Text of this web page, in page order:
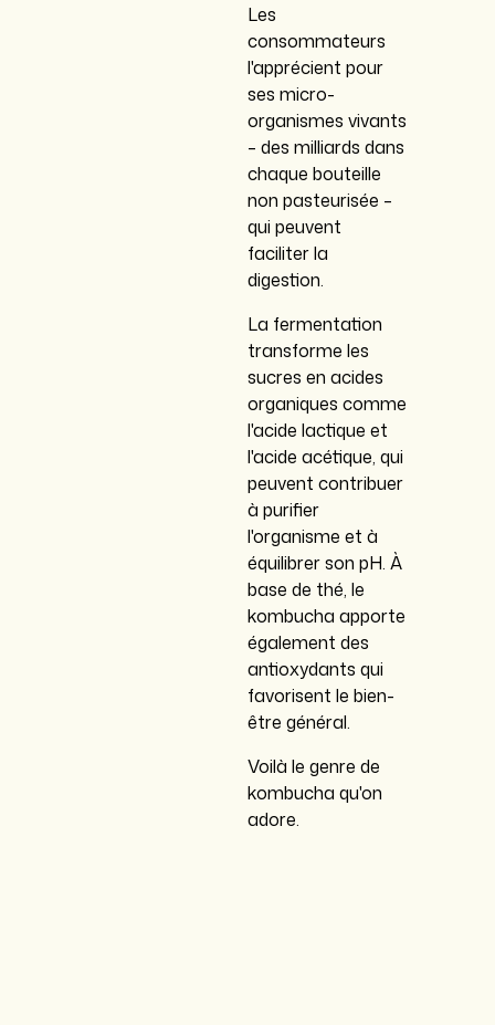
Les
consommateurs
l'apprécient pour
ses micro-
organismes vivants
– des milliards dans
chaque bouteille
non pasteurisée –
qui peuvent
faciliter la
digestion.
La fermentation
transforme les
sucres en acides
organiques comme
l'acide lactique et
l'acide acétique, qui
peuvent contribuer
à purifier
l'organisme et à
équilibrer son pH. À
base de thé, le
kombucha apporte
également des
antioxydants qui
favorisent le bien-
être général.
Voilà le genre de
kombucha qu'on
adore.